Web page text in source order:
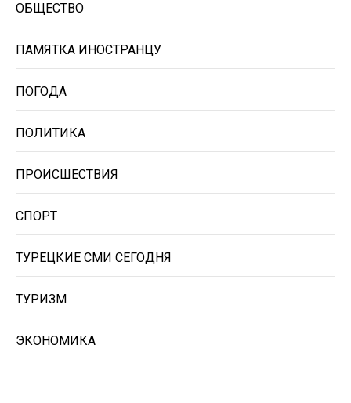
ОБЩЕСТВО
ПАМЯТКА ИНОСТРАНЦУ
ПОГОДА
ПОЛИТИКА
ПРОИСШЕСТВИЯ
СПОРТ
ТУРЕЦКИЕ СМИ СЕГОДНЯ
ТУРИЗМ
ЭКОНОМИКА